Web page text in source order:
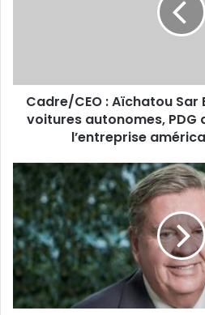
PDG
Zoox,
l’entreprise
américaine
Amazone
Cadre/CEO : Aïchatou Sar
voitures autonomes, PDG
l’entreprise
Personne
la
plus
riche
en
Afrique :
Johann
Rupert
détrône